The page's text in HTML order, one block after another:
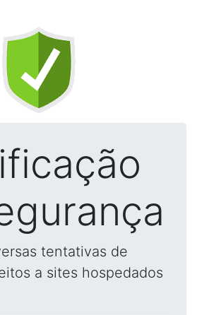
tentativas de
a sites hospedados